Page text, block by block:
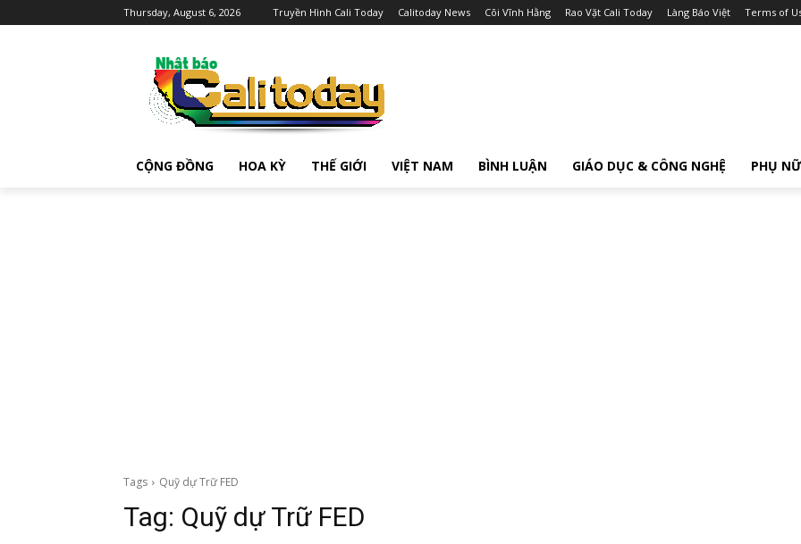
Thursday, August 6, 2026 Truyền Hình Cali Today Calitoday News Cõi Vĩnh Hằng Rao Vặt Cali Today Làng Báo Việt Terms of
CỘNG ĐỒNG HOA KỲ THẾ GIỚI VIỆT NAM BÌNH LUẬN GIÁO DỤC & CÔNG NGHỆ PHỤ NỮ
Tags Quỹ dự Trữ FED
Tag: Quỹ dự Trữ FED